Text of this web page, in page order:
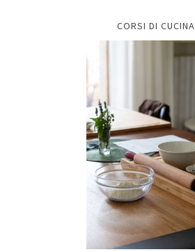
CORSI DI CUCINA